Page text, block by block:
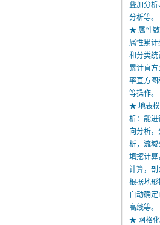
叠加分析
分析等。
★ 属性数
属性累计
和分类统
累计直
率直方图
等操作。
★ 地表模
析：能进
向分析
析，流域
填挖计算
计算，剖
根据地形
自动确
高线等。
★ 网格化